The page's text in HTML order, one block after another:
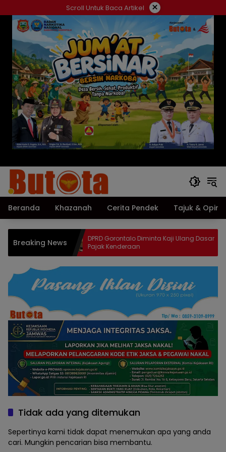
ke
konten
Scroll Untuk Baca Artikel ×
Beranda Khazanah Cerita Pendek Tajuk & Opini
Breaking News
Sasar
DPRD Gorontalo Diminta Kaji Ulang Dasar
Pajak Kenderaan
Tidak ada yang ditemukan
Sepertinya kami tidak dapat menemukan apa yang anda
cari. Mungkin pencarian bisa membantu.